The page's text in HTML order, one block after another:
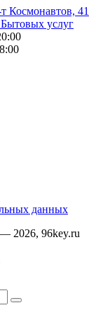
Космонавтов, 41
услуг
данных
2026, 96key.ru